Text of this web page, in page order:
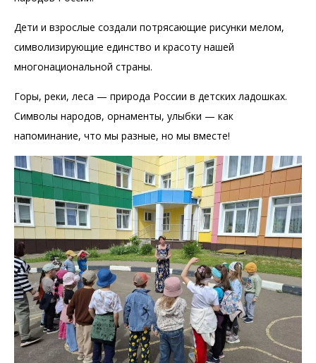
Дети и взрослые создали потрясающие рисунки мелом,
символизирующие единство и красоту нашей
многонациональной страны.
Горы, реки, леса — природа России в детских ладошках.
Символы народов, орнаменты, улыбки — как
напоминание, что мы разные, но мы вместе!